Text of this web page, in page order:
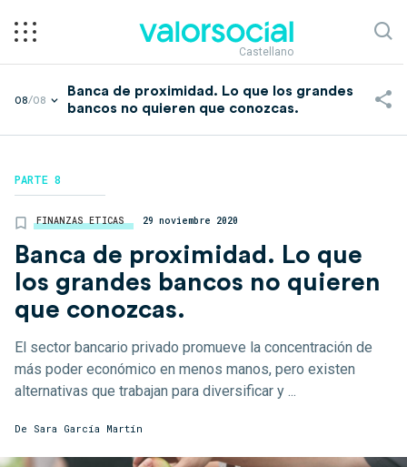
Castellano
08/08
Banca de proximidad. Lo que los grandes
bancos no quieren que conozcas.
PARTE 8
FINANZAS ETICAS 29 noviembre 2020
Banca de proximidad. Lo que
los grandes bancos no quieren
que conozcas.
El sector bancario privado promueve la concentración de
más poder económico en menos manos, pero existen
alternativas que trabajan para diversificar y ...
De Sara García Martín